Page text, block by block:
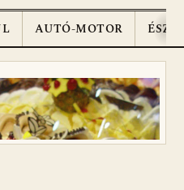
AUTÓ-MOTOR